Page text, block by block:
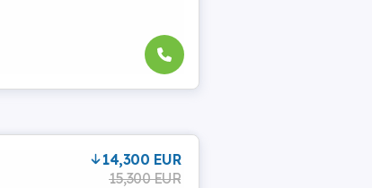
14,300 EUR
15,300 EUR